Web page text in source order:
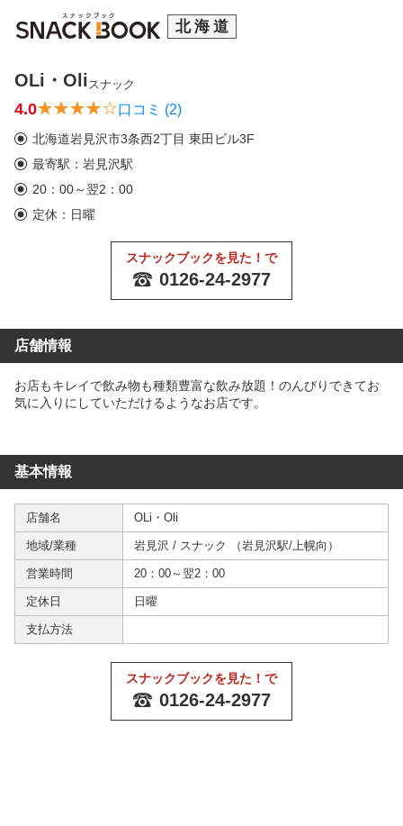
北海道
OLi・Oliスナック
4.0 口コミ (2)
北海道岩見沢市3条西2丁目 東田ビル3F
最寄駅：岩見沢駅
20：00～翌2：00
定休：日曜
スナックブックを見た！で
0126-24-2977
店舗情報
お店もキレイで飲み物も種類豊富な飲み放題！のんびりできてお
気に入りにしていただけるようなお店です。
基本情報
店舗名 OLi・Oli
地域/業種 岩見沢 / スナック （岩見沢駅/上幌向 ）
営業時間 20：00～翌2：00
定休日 日曜
支払方法
スナックブックを見た！で
0126-24-2977